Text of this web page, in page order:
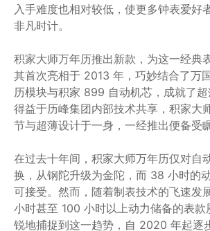
入手难度也相对较低，使更多钟表爱好
非凡时计。
积家大师万年历推出新款，为这一经典
其首次亮相于 2013 年，巧妙结合了万
历模块与积家 899 自动机芯，成就了超
得益于历峰集团内部技术共享，积家大
节与超薄设计于一身，一经推出便备受
在过去十年间，积家大师万年历仅对自
换，从钢陀升级为金陀，而 38 小时的
可接受。然而，随着制表技术的飞速发
小时甚至 100 小时以上动力储备的表款
锐地捕捉到这一趋势，自 2020 年起逐